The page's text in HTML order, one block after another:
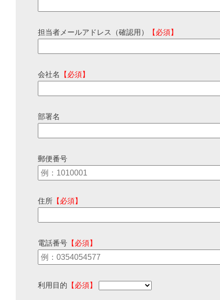
担当者メールアドレス（確認用） 【必須】
会社名 【必須】
部署名
郵便番号
住所 【必須】
電話番号 【必須】
利用目的 【必須】